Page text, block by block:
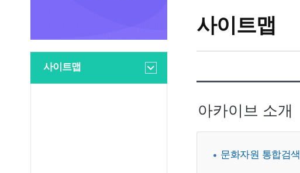
사이트맵
사이트맵
아카이브 소개
문화자원 통합검색